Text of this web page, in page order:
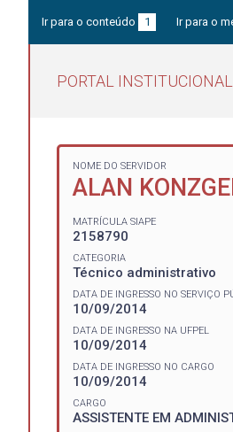
Ir para o conteúdo 1 Ir para o
PORTAL INSTITUCIONAL
NOME DO SERVIDOR
ALAN
MATRÍCULA SIAPE
2158790
CATEGORIA
Técnico administrativo
DATA DE INGRESSO NO SERVIÇO
10/09/2014
DATA DE INGRESSO NA UFPEL
10/09/2014
DATA DE INGRESSO NO CARGO
10/09/2014
CARGO
ASSISTENTE EM